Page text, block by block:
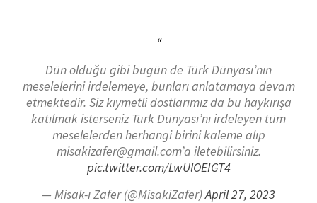
Dün olduğu gibi bugün de Türk Dünyası’nın
meselelerini irdelemeye, bunları anlatamaya devam
etmektedir. Siz kıymetli dostlarımız da bu haykırışa
katılmak isterseniz Türk Dünyası’nı irdeleyen tüm
meselelerden herhangi birini kaleme alıp
misakizafer@gmail.com’a iletebilirsiniz.
pic.twitter.com/LwUlOEIGT4
— Misak-ı Zafer (@MisakiZafer)April 27, 2023